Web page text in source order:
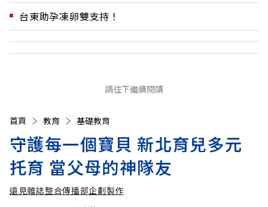
台東助孕凍卵雙支持！
請往下繼續閱讀
首頁 教育 基礎教育
守護每一個寶貝 新北育兒多元
托育 當父母的神隊友
遠見雜誌整合傳播部企劃製作